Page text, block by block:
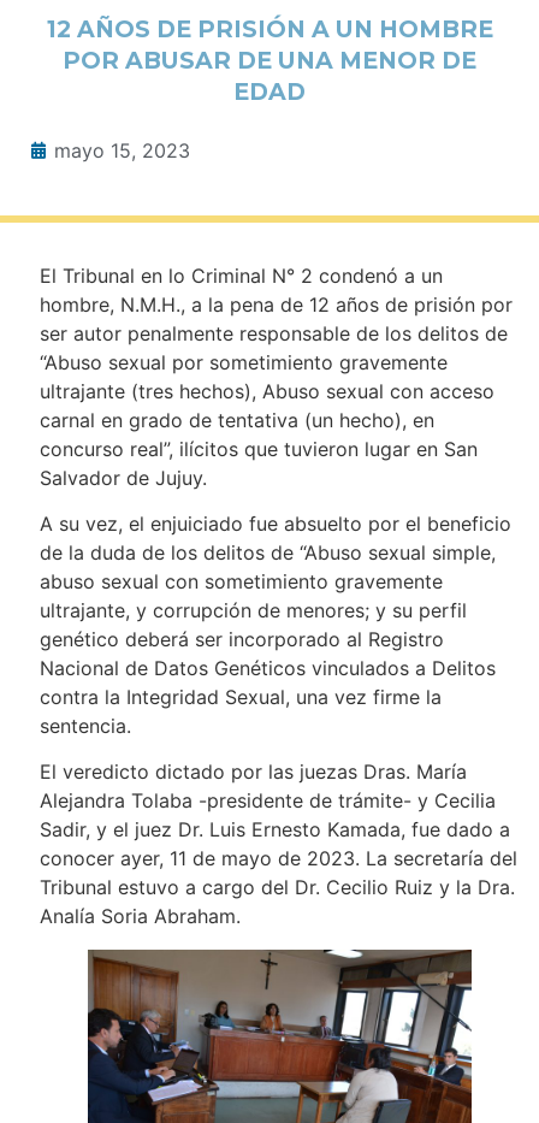
12 AÑOS DE PRISIÓN A UN HOMBRE
POR ABUSAR DE UNA MENOR DE
EDAD
mayo 15, 2023
El Tribunal en lo Criminal N° 2 condenó a un
hombre, N.M.H., a la pena de 12 años de prisión por
ser autor penalmente responsable de los delitos de
“Abuso sexual por sometimiento gravemente
ultrajante (tres hechos), Abuso sexual con acceso
carnal en grado de tentativa (un hecho), en
concurso real”, ilícitos que tuvieron lugar en San
Salvador de Jujuy.
A su vez, el enjuiciado fue absuelto por el beneficio
de la duda de los delitos de “Abuso sexual simple,
abuso sexual con sometimiento gravemente
ultrajante, y corrupción de menores; y su perfil
genético deberá ser incorporado al Registro
Nacional de Datos Genéticos vinculados a Delitos
contra la Integridad Sexual, una vez firme la
sentencia.
El veredicto dictado por las juezas Dras. María
Alejandra Tolaba -presidente de trámite- y Cecilia
Sadir, y el juez Dr. Luis Ernesto Kamada, fue dado a
conocer ayer, 11 de mayo de 2023. La secretaría del
Tribunal estuvo a cargo del Dr. Cecilio Ruiz y la Dra.
Analía Soria Abraham.